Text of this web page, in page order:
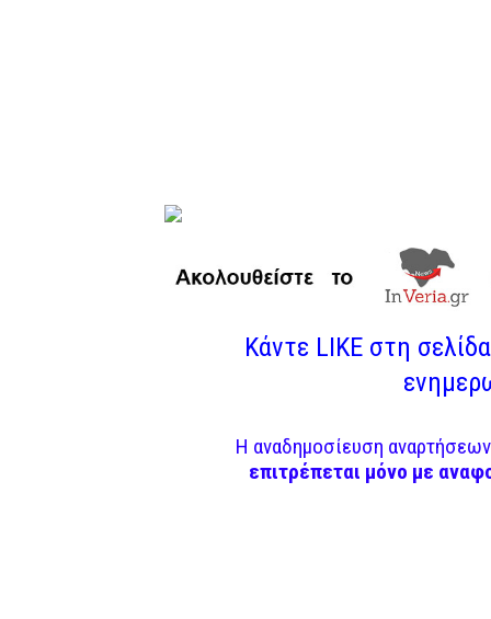
Κάντε LIKE στη
Η αναδημοσίευση
επιτρέπεται μόνο με